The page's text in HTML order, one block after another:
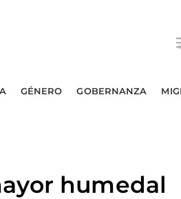
GÉNERO GOBERNANZA
humedal